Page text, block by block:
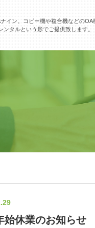
イン。コピー機や複合機などのOA
タルという形でご提供致します。
始休業のお知らせ